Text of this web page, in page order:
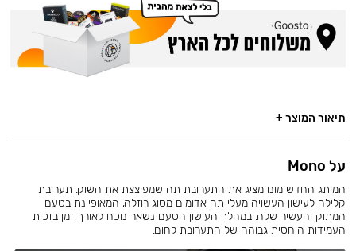
תיאור המוצר +
על Mono
המותג החדש מונו מציג את התערובת תה שמפוצצת את השוק. תערובת
קלילה לעישון העשויה מעלי תה אדומים מסוג רוזלה, המאופיינת בטעם
המתוק והעשיר שלה. במהלך העישון הטעם נשאר נוכח לאורך זמן בזכות
העמידות היחסית גבוהה של התערובת לחום.